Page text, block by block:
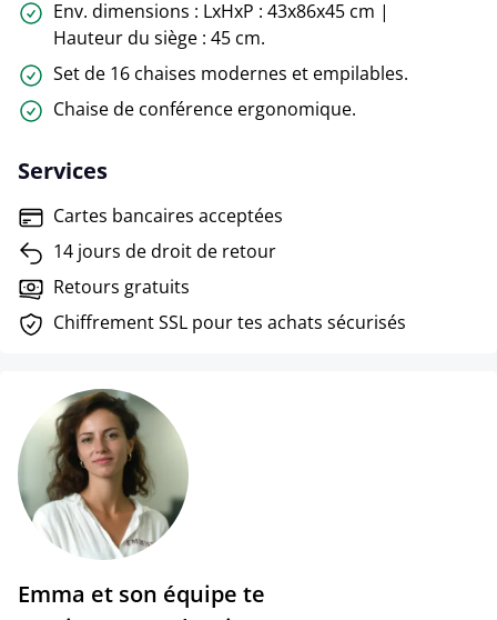
Env. dimensions : LxHxP : 43x86x45 cm |
Hauteur du siège : 45 cm.
Set de 16 chaises modernes et empilables.
Chaise de conférence ergonomique.
Services
Cartes bancaires acceptées
14 jours de droit de retour
Retours gratuits
Chiffrement SSL pour tes achats sécurisés
Emma et son équipe te